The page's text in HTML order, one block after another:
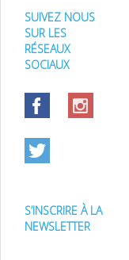
SUIVEZ NOUS
SUR LES
RÉSEAUX
SOCIAUX
S’INSCRIRE À LA
NEWSLETTER